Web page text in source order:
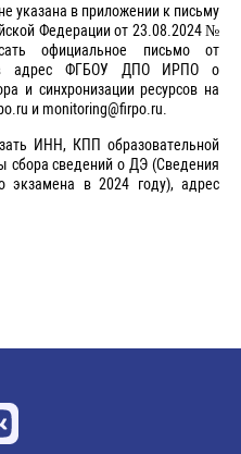
указана в приложении к письму
Федерации от 23.08.2024 №
официальное письмо от
в адрес ФГБОУ ДПО ИРПО о
и синхронизации ресурсов на
и monitoring@firpo.ru.
ИНН, КПП образовательной
сбора сведений о ДЭ (Сведения
экзамена в 2024 году), адрес